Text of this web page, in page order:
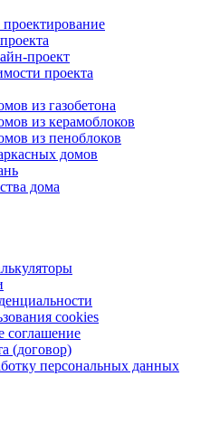
проект
проекта
из газобетона
из керамоблоков
из пеноблоков
домов
дома
cookies
соглашение
(договор)
персональных данных